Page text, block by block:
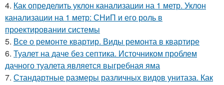
4. Как определить уклон канализации на 1 метр. Уклон
канализации на 1 метр: СНиП и его роль в
проектировании системы
5. Все о ремонте квартир. Виды ремонта в квартире
6. Туалет на даче без септика. Источником проблем
дачного туалета является выгребная яма
7. Стандартные размеры различных видов унитаза. Как